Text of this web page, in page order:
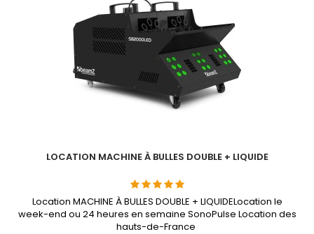
LOCATION MACHINE À BULLES DOUBLE + LIQUIDE
Location MACHINE À BULLES DOUBLE + LIQUIDELocation le
week-end ou 24 heures en semaine SonoPulse Location des
hauts-de-France